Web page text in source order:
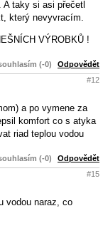
taky si asi přečetl
který nevyvracím.
VÝROBKŮ !
(-0) Odpovědět
#12
a po vymene za
komfort co s atyka
riad teplou vodou
(-0) Odpovědět
#15
vodou naraz, co